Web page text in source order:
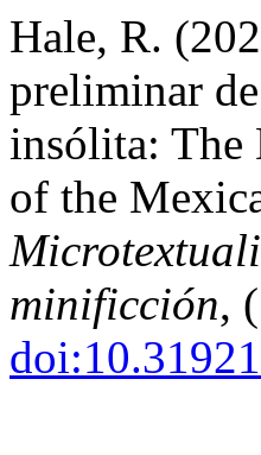
Hale, R.
preliminar
insólita:
of the
minificción,